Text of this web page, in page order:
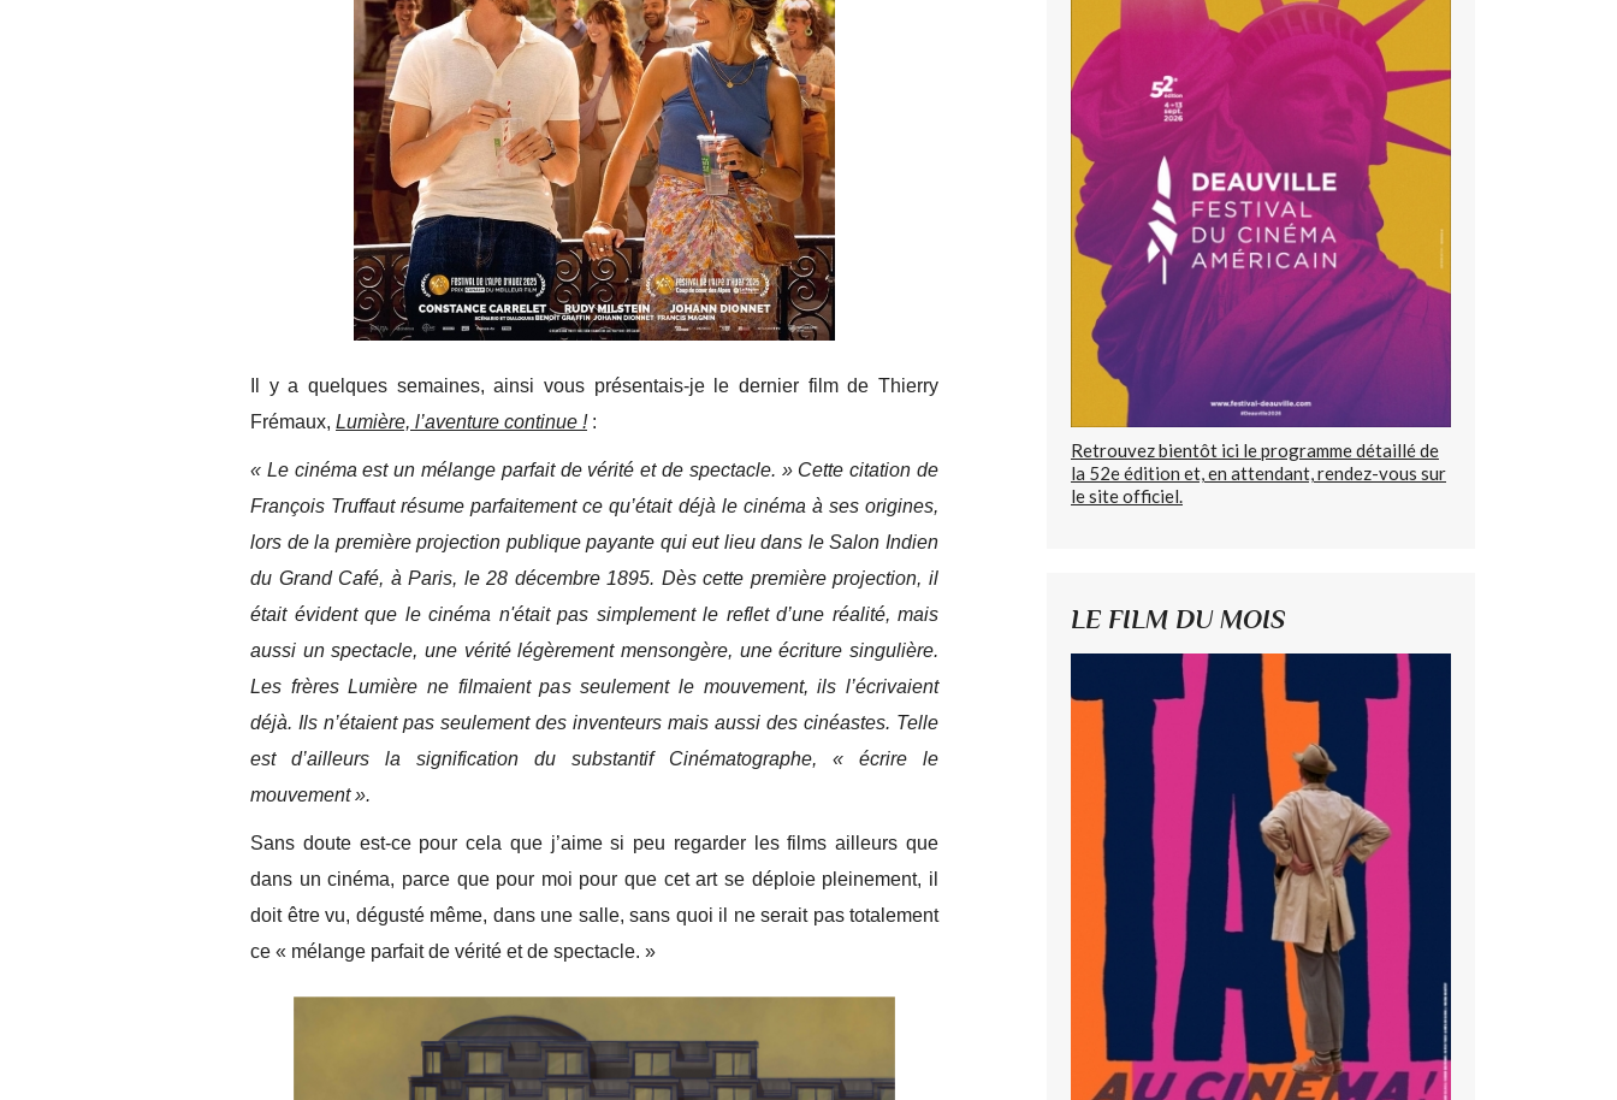
Il y a quelques semaines, ainsi vous présentais-je le dernier film de Thierry
Frémaux, Lumière, l’aventure continue ! :
« Le cinéma est un mélange parfait de vérité et de spectacle. » Cette citation de
François Truffaut résume parfaitement ce qu’était déjà le cinéma à ses origines,
lors de la première projection publique payante qui eut lieu dans le Salon Indien
du Grand Café, à Paris, le 28 décembre 1895. Dès cette première projection, il
était évident que le cinéma n'était pas simplement le reflet d’une réalité, mais
aussi un spectacle, une vérité légèrement mensongère, une écriture singulière.
Les frères Lumière ne filmaient pas seulement le mouvement, ils l’écrivaient
déjà. Ils n’étaient pas seulement des inventeurs mais aussi des cinéastes. Telle
est d’ailleurs la signification du substantif Cinématographe, « écrire le
mouvement ».
Sans doute est-ce pour cela que j’aime si peu regarder les films ailleurs que
dans un cinéma, parce que pour moi pour que cet art se déploie pleinement, il
doit être vu, dégusté même, dans une salle, sans quoi il ne serait pas totalement
ce « mélange parfait de vérité et de spectacle. »
Retrouvez bientôt ici le programme détaillé de
la 52e édition et, en attendant, rendez-vous sur
le site officiel.
LE FILM DU MOIS